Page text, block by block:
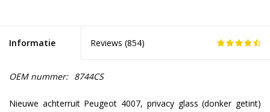
Informatie Reviews (854)
OEM nummer: 8744CS
Nieuwe achterruit Peugeot 4007, privacy glass (donker getint)